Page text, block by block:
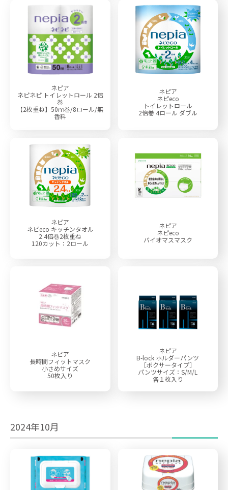
ネピア
ネピネピ トイレットロール 2倍
巻
【2枚重ね】50ｍ巻/8ロール/無
香料
ネピア
ネピeco
トイレットロール
2倍巻 4ロール ダブル
ネピア
ネピeco キッチンタオル
2.4倍巻2枚重ね
120カット：2ロール
ネピア
ネピeco
バイオマスマスク
ネピア
長時間フィットマスク
小さめサイズ
50枚入り
ネピア
B-lock ホルダーパンツ
［ボクサータイプ］
パンツサイズ：S/M/L
各１枚入り
2024年10月